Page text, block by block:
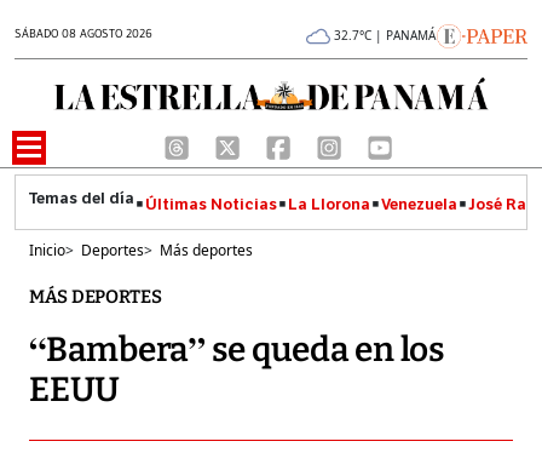
SÁBADO 08 AGOSTO 2026 32.7°C | PANAMÁ
Últimas Noticias La Llorona Venezuela José
Inicio> Deportes> Más deportes
MÁS DEPORTES
“Bambera” se queda en los
EEUU